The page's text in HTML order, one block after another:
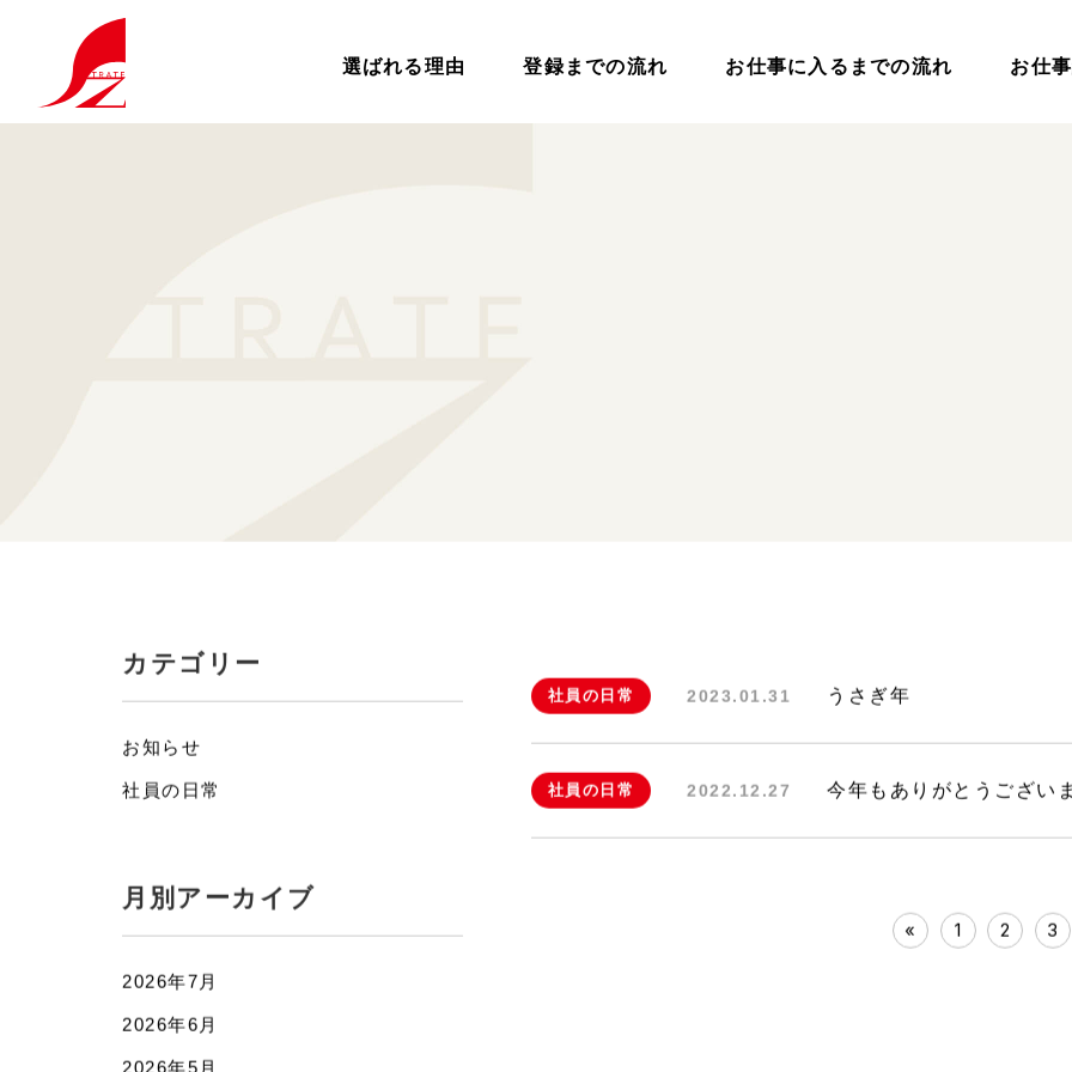
選ばれる理由 登録までの流れ お仕事に入るまでの流れ お仕
社員の日常 2023.01.31 うさぎ年
社員の日常 2022.12.27 今年もありがとうござい
« 1 2 3
カテゴリー
お知らせ
社員の日常
月別アーカイブ
2026年7月
2026年6月